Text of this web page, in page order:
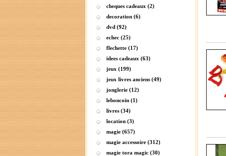
cheques cadeaux (2)
decoration (6)
dvd (92)
echec (25)
flechette (17)
idees cadeaux (63)
jeux (199)
jeux livres anciens (49)
jonglerie (12)
leboncoin (1)
livres (34)
location (3)
magie (657)
magie accessoire (312)
magie tora magic (30)